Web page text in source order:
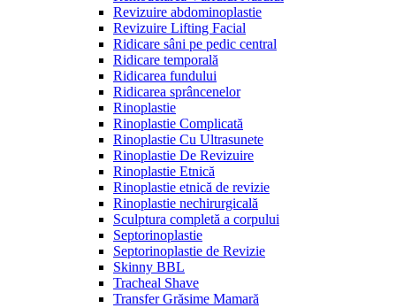
Revizuire abdominoplastie
Revizuire Lifting Facial
Ridicare sâni pe pedic central
Ridicare temporală
Ridicarea fundului
Ridicarea sprâncenelor
Rinoplastie
Rinoplastie Complicată
Rinoplastie Cu Ultrasunete
Rinoplastie De Revizuire
Rinoplastie Etnică
Rinoplastie etnică de revizie
Rinoplastie nechirurgicală
Sculptura completă a corpului
Septorinoplastie
Septorinoplastie de Revizie
Skinny BBL
Tracheal Shave
Transfer Grăsime Mamară